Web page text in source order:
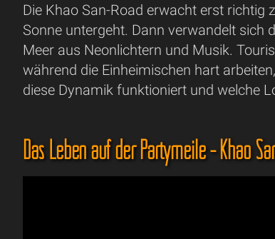
Die Khao San-Road erwacht erst richtig
Sonne untergeht. Dann verwandelt sich
Meer aus Neonlichtern und Musik.
während die Einheimischen hart
diese Dynamik funktioniert und welche
Das Leben auf der Partymeile - Khao